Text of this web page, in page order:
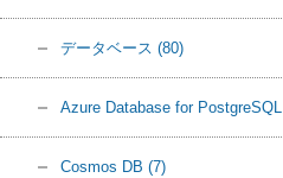
データベース (80)
Azure Database for PostgreSQL
Cosmos DB (7)